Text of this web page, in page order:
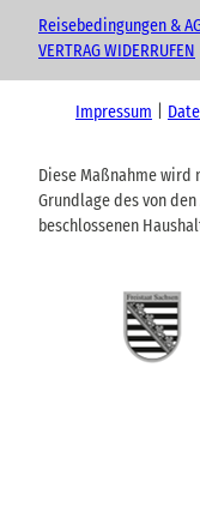
Reisebedingungen &
VERTRAG WIDERRUFEN
Impressum
Diese Maßnahme
Grundlage des von
beschlossenen